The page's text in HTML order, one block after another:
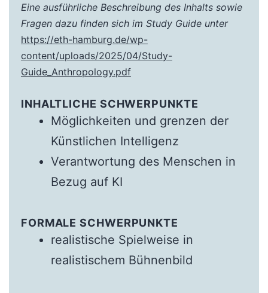
Eine ausführliche Beschreibung des Inhalts sowie
Fragen dazu finden sich im Study Guide unter
https://eth-hamburg.de/wp-
content/uploads/2025/04/Study-
Guide_Anthropology.pdf
INHALTLICHE SCHWERPUNKTE
Möglichkeiten und grenzen der
Künstlichen Intelligenz
Verantwortung des Menschen in
Bezug auf KI
FORMALE SCHWERPUNKTE
realistische Spielweise in
realistischem Bühnenbild